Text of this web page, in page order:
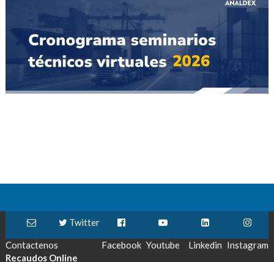
Contactenos
Twitter
Facebook Youtube Linkedin Instagram
Recaudos Online